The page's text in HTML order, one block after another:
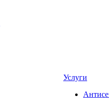
Услуги